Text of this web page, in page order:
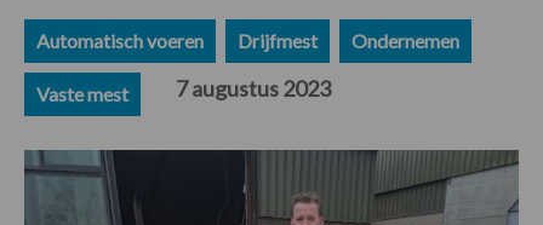
Automatisch voeren Drijfmest Ondernemen
Vaste mest 7 augustus 2023